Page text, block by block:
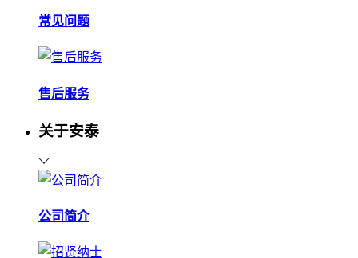
常见问题
售后服务
关于安泰
公司简介